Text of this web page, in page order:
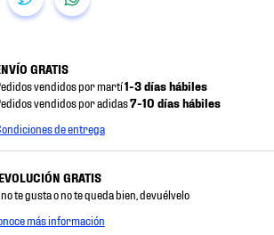
GRATIS
vendidos por martí1-3 días hábiles
vendidos por adidas7-10 días hábiles
de entrega
GRATIS
te gusta o no te queda bien, devuélvelo
más información